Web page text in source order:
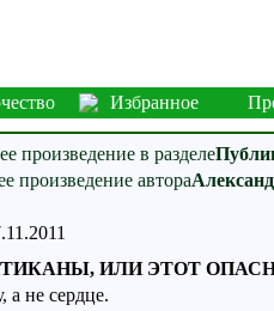
Избранное
ИЛИ ЭТОТ
не сердце.